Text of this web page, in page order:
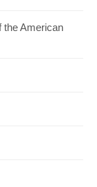
the American